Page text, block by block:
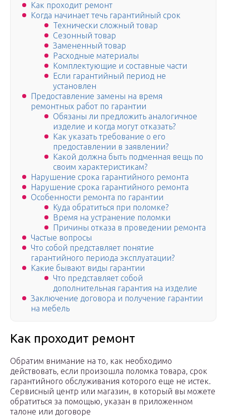
Как проходит ремонт
Когда начинает течь гарантийный срок
Технически сложный товар
Сезонный товар
Замененный товар
Расходные материалы
Комплектующие и составные части
Если гарантийный период не
установлен
Предоставление замены на время
ремонтных работ по гарантии
Обязаны ли предложить аналогичное
изделие и когда могут отказать?
Как указать требование о его
предоставлении в заявлении?
Какой должна быть подменная вещь по
своим характеристикам?
Нарушение срока гарантийного ремонта
Нарушение срока гарантийного ремонта
Особенности ремонта по гарантии
Куда обратиться при поломке?
Время на устранение поломки
Причины отказа в проведении ремонта
Частые вопросы
Что собой представляет понятие
гарантийного периода эксплуатации?
Какие бывают виды гарантии
Что представляет собой
дополнительная гарантия на изделие
Заключение договора и получение гарантии
на мебель
Как проходит ремонт
Обратим внимание на то, как необходимо
действовать, если произошла поломка товара, срок
гарантийного обслуживания которого еще не истек.
Сервисный центр или магазин, в который вы можете
обратиться за помощью, указан в приложенном
талоне или договоре